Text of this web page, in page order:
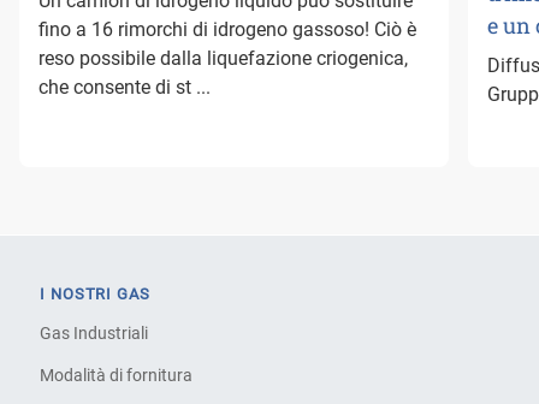
fino a 16 rimorchi di idrogeno gassoso! Ciò è
reso possibile dalla liquefazione criogenica,
che consente di st ...
e
I NOSTRI GAS
Gas Industriali
Modalità di fornitura